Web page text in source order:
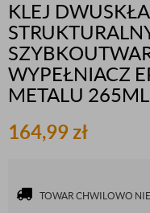
KLEJ
WYPEŁNIACZ
METALU 265ML
164,99zł
TOWAR CHWILOWO